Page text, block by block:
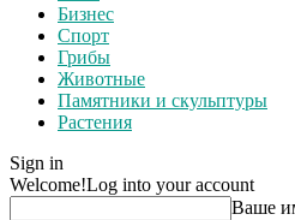
Бизнес
Спорт
Грибы
Животные
Памятники и скульптуры
Растения
Sign in
Welcome!Log into your account
Ваше